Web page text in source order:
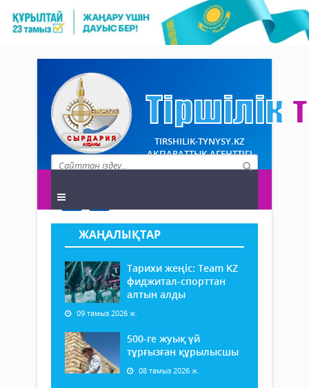
TIRSHILIK-TYNYSY.KZ
АҚПАРАТТЫҚ АГЕНТТІГІ
ЖАҢАЛЫҚТАР
Тарихи жеңіс: Team KZ
фиджитал-спорттан
алтын алды
09 тамыз 2026 ж.
500-ге жуық үй
тұрғызған құрылысшы
08 тамыз 2026 ж.